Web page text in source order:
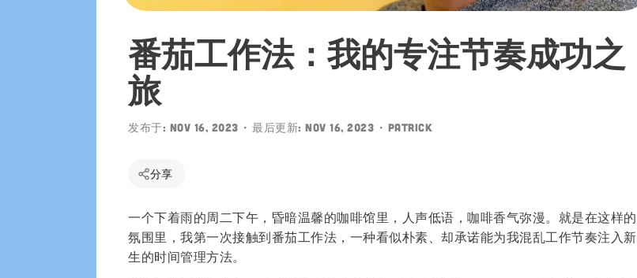
番茄工作法：我的专注节奏成功之
旅
发布于: Nov 16, 2023 • 最后更新: Nov 16, 2023 • patrick
分享
一个下着雨的周二下午，昏暗温馨的咖啡馆里，人声低语，咖啡香气弥漫。就是在这样的
氛围里，我第一次接触到番茄工作法，一种看似朴素、却承诺能为我混乱工作节奏注入新
生的时间管理方法。